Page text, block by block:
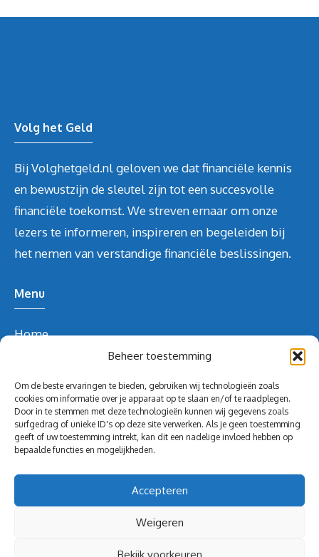
Beheer toestemming
Om de beste ervaringen te bieden, gebruiken wij technologieën zoals
cookies om informatie over je apparaat op te slaan en/of te raadplegen.
Door in te stemmen met deze technologieën kunnen wij gegevens zoals
surfgedrag of unieke ID's op deze site verwerken. Als je geen toestemming
geeft of uw toestemming intrekt, kan dit een nadelige invloed hebben op
bepaalde functies en mogelijkheden.
Accepteren
Weigeren
Bekijk voorkeuren
Volg het Geld
Bij Volghetgeld.nl geloven we dat financiële kennis
en bewustzijn de sleutel zijn tot een succesvolle
financiële toekomst. We streven ernaar om onze
lezers te informeren, inspireren en begeleiden bij
het nemen van verstandige financiële beslissingen.
Menu
Home
Contact
Blog
Contact Info
redactie@volghetgeld.nl